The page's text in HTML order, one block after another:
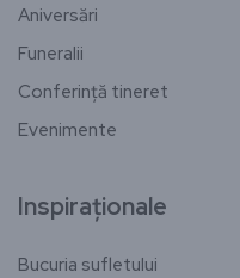
Aniversări
Funeralii
Conferință tineret
Evenimente
Inspiraționale
Bucuria sufletului